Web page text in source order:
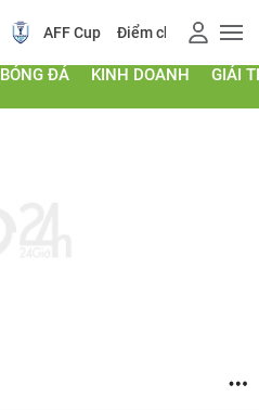
AFF Cup Điểm chuẩn 2026
BÓNG ĐÁ KINH DOANH GIẢI